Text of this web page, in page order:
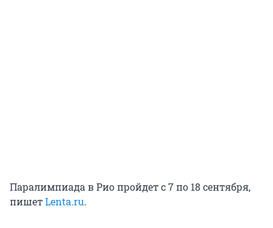
Паралимпиада в Рио пройдет с 7 по 18 сентября,
пишетLenta.ru.